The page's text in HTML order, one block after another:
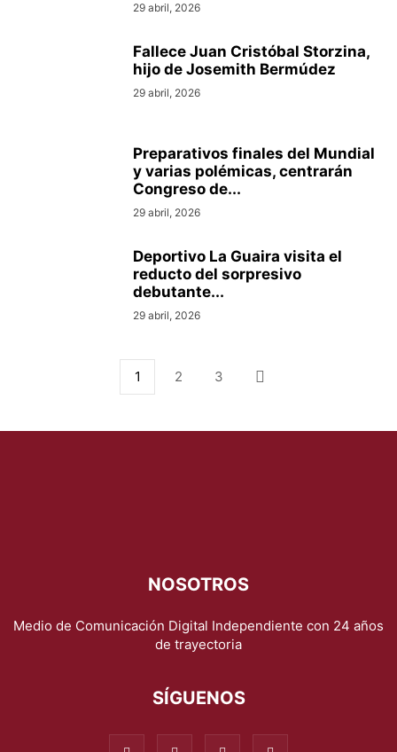
29 abril, 2026
Fallece Juan Cristóbal Storzina,
hijo de Josemith Bermúdez
29 abril, 2026
Preparativos finales del Mundial
y varias polémicas, centrarán
Congreso de...
29 abril, 2026
Deportivo La Guaira visita el
reducto del sorpresivo
debutante...
29 abril, 2026
1 2 3
NOSOTROS
Medio de Comunicación Digital Independiente con 24 años
de trayectoria
SÍGUENOS